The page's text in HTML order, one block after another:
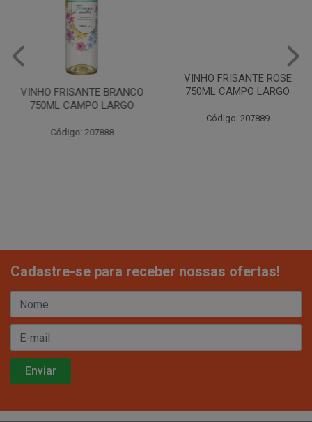
VINHO FRISANTE BRANCO
750ML CAMPO LARGO
Código: 207888
VINHO FRISANTE ROSE
Cadastre-se para receber nossas ofertas!